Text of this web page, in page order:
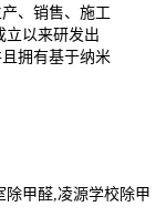
、销售、施工
立以来研发出
拥有基于纳米